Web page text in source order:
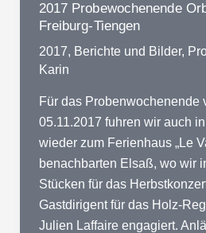
im
2017 Probewochenende
Freiburg-Tiengen
2017, Berichte und Bilder,
Karin
Für das Probenwochenende
05.11.2017 fuhren wir auch
wieder zum Ferienhaus „Le
benachbarten Elsaß, wo wir
Stücken für das
Gastdirigent für das Holz-
Julien Laffaire engagiert.